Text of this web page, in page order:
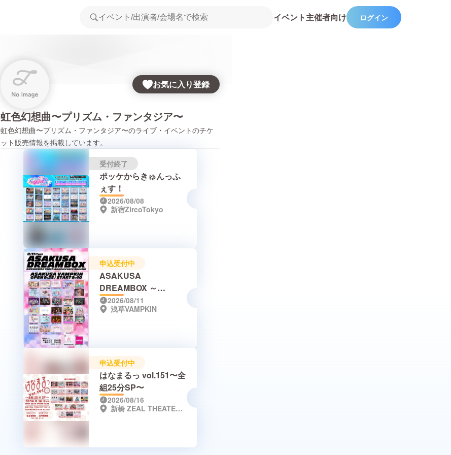
イベント主催者向け ログイン
お気に入り登録
虹色幻想曲〜プリズム・ファンタジア〜
虹色幻想曲〜プリズム・ファンタジア〜のライブ・イベントのチケ
ット販売情報を掲載しています。
受付終了
ポッケからきゅんっふ
ぇす！
2026/08/08
新宿ZircoTokyo
申込受付中
ASAKUSA
DREAMBOX ～
DREAMBOX 150th
Anniversary Special～
2026/08/11
浅草VAMPKIN
申込受付中
はなまるっ vol.151〜全
組25分SP〜
2026/08/16
新橋 ZEAL THEATER TOKYO